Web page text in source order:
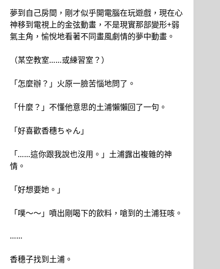
夢到自己房間，剛才似乎開電腦在玩遊戲，現在心
神移到電視上的金弦動畫，不是現實那部變形+弱
氣主角，愉悅地看著不同畫風劇情的夢中動畫。
（某空教室……或練習室？）
「怎麼辦？」火原一臉苦惱地問了。
「什麼？」不懂他意思的土浦懶懶回了一句。
「好喜歡香穗ちゃん」
「……這你跟我說也沒用。」土浦露出複雜的神
情。
「好想要她。」
「噗～～」噴出剛喝下的飲料，嗆到的土浦狂咳。
……
香穗子找到土浦。